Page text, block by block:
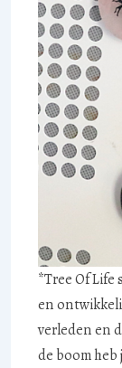
*Tree Of Life
en
verleden en
de boom heb